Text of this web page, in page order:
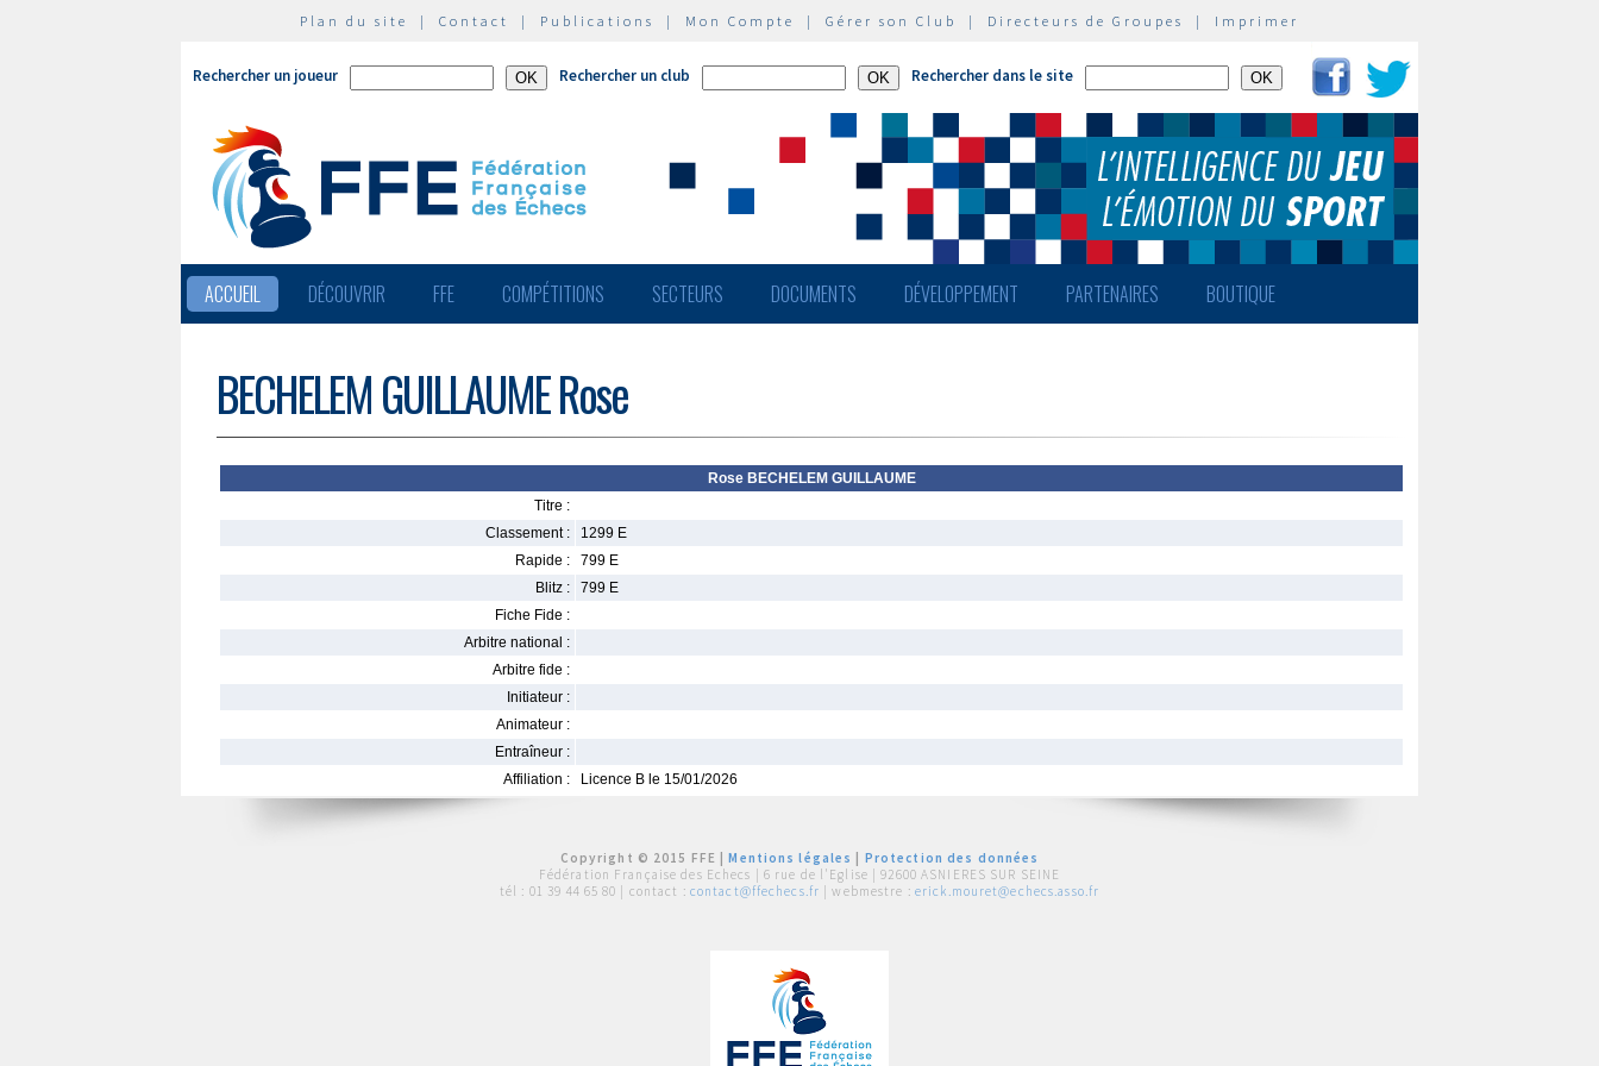
Plan du site | Contact | Publications | Mon Compte | Gérer son Club | Directeurs de Groupes | Imprimer
Rechercher un joueur Rechercher un club Rechercher dans le site
ACCUEIL DÉCOUVRIR FFE COMPÉTITIONS SECTEURS DOCUMENTS DÉVELOPPEMENT PARTENAIRES BOUTIQUE
BECHELEM GUILLAUME Rose
Rose BECHELEM GUILLAUME
Titre :
Classement :
1299 E
Rapide :
799 E
Blitz :
799 E
Fiche Fide :
Arbitre national :
Arbitre fide :
Initiateur :
Animateur :
Entraîneur :
Affiliation :
Licence B le 15/01/2026
Copyright © 2015 FFE |Mentions légales
Protection des données
Fédération Française des Echecs | 6 rue de l'Eglise | 92600 ASNIERES SUR SEINE
tél : 01 39 44 65 80 | contact : contact@ffechecs.fr | webmestre : erick.mouret@echecs.asso.fr